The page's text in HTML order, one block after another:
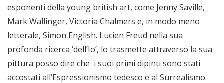
esponenti della young british art, come Jenny Saville,
Mark Wallinger, Victoria Chalmers e, in modo meno
letterale, Simon English. Lucien Freud nella sua
profonda ricerca ‘dell’Io’, lo trasmette attraverso la sua
pittura posso dire che i suoi primi dipinti sono stati
accostati all’Espressionismo tedesco e al Surrealismo.